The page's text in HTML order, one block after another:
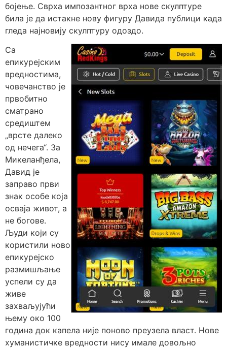
бојење. Сврха импозантног врха нове скулптуре
била је да истакне нову фигуру Давида публици када
гледа најновију скулптуру одоздо.
Са
епикурејским
вредностима,
човечанство је
првобитно
сматрано
средиштем
„врсте далеко
од нечега“. За
Микеланђела,
Давид је
заправо први
знак особе која
осваја живот, а
не богове.
Људи који су
користили ново
епикурејско
размишљање
успели су да
живе
захваљујући
њему око 100
година док капела није поново преузела власт. Нове
хуманистичке вредности нису имале довољно